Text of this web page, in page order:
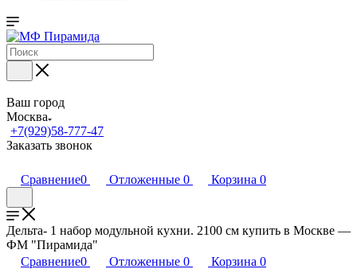
Ваш город
Москва
+7(929)58-777-47
Заказать звонок
Сравнение0 Отложенные 0 Корзина 0
Дельта- 1 набор модульной кухни. 2100 см купить в Москве —
ФМ "Пирамида"
Сравнение0 Отложенные 0 Корзина 0